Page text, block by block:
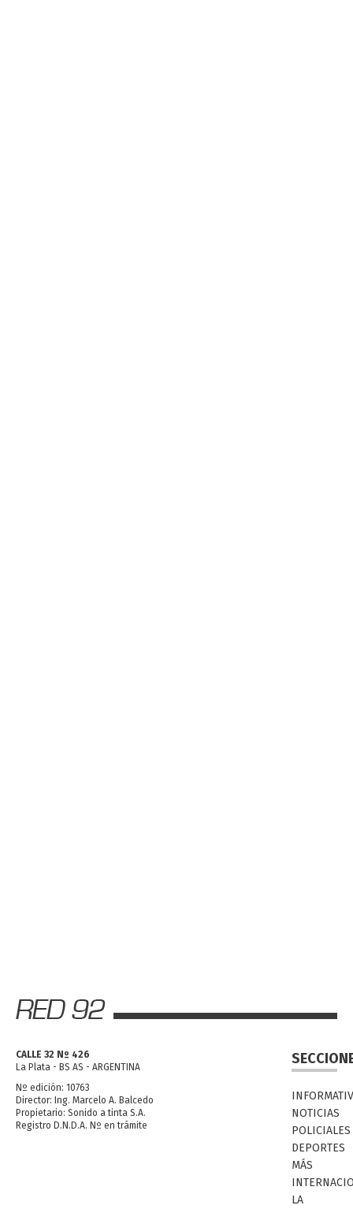
CALLE 32 Nº 426
La Plata - BS AS - ARGENTINA
Nº edición: 10763
Director: Ing. Marcelo A. Balcedo
Propietario: Sonido a tinta S.A.
Registro D.N.D.A. Nº en trámite
NOTICIAS
POLICIALES
DEPORTES
MÁS
LA